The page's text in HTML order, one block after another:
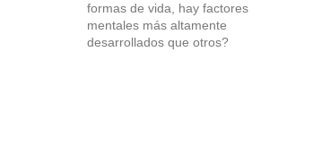
formas de vida, hay factores
mentales más altamente
desarrollados que otros?